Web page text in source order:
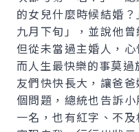
的女兒什麼時候結婚
九月下旬」，並說他
但從未當過主婚人，
而人生最快樂的事莫
友們快快長大，讓爸
個問題，總統也告訴
一名，也有紅字、不